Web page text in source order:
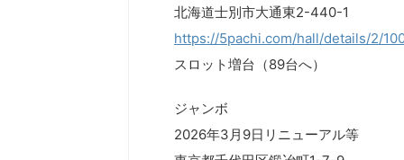
北海道士別市大通東2-440-1
https://5pachi.com/hall/details/2/
スロット増台（89台へ）
ジャンボ
2026年3月9日リニューアル等